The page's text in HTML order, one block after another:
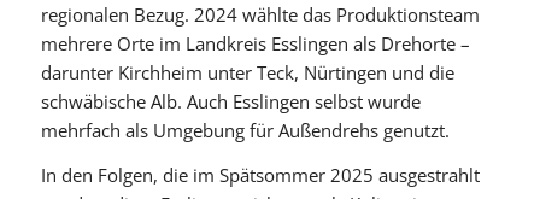
regionalen Bezug. 2024 wählte das Produktionsteam
mehrere Orte im Landkreis Esslingen als Drehorte –
darunter Kirchheim unter Teck, Nürtingen und die
schwäbische Alb. Auch Esslingen selbst wurde
mehrfach als Umgebung für Außendrehs genutzt.
In den Folgen, die im Spätsommer 2025 ausgestrahlt